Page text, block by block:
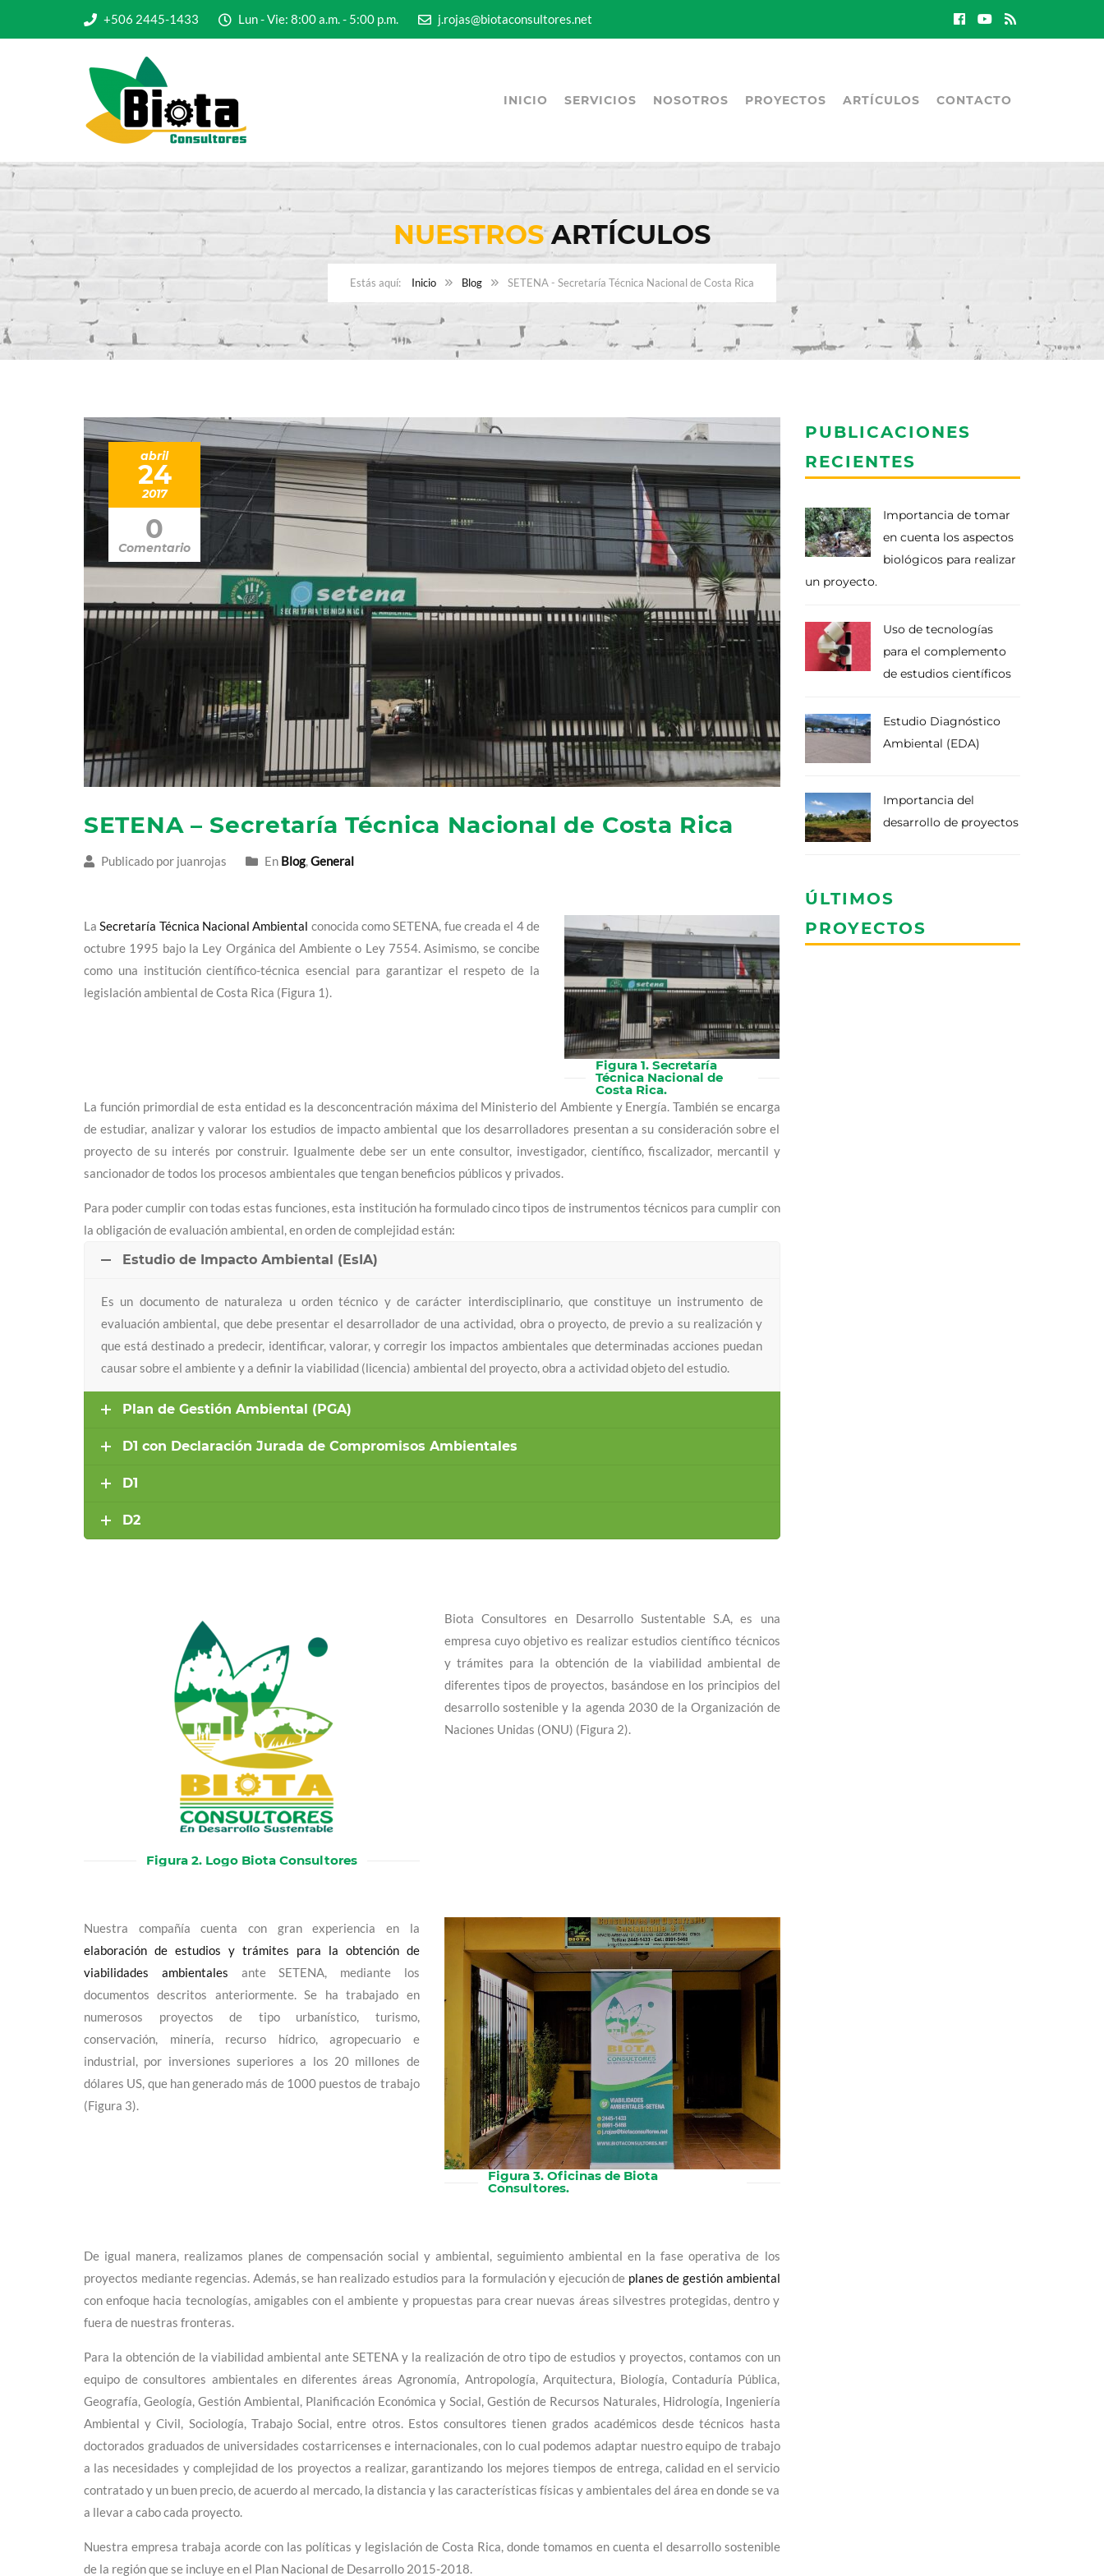
+506 2445-1433 Lun - Vie: 8:00 a.m. - 5:00 p.m. j.rojas@biotaconsultores.net
INICIO SERVICIOS NOSOTROS PROYECTOS ARTÍCULOS CONTACTO
NUESTROSARTÍCULOS
Inicio Blog SETENA - Secretaría Técnica Nacional de Costa Rica
abril
24
2017
0
Comentario
SETENA – Secretaría Técnica Nacional de Costa Rica
Publicado por juanrojas En Blog,General
LaSecretaría Técnica Nacional Ambiental conocida como SETENA, fue creada el 4 de
octubre 1995 bajo la Ley Orgánica del Ambiente o Ley 7554. Asimismo, se concibe
como una institución científico-técnica esencial para garantizar el respeto de la
legislación ambiental de Costa Rica (Figura 1).
Figura 1. Secretaría
Técnica Nacional de
Costa Rica.
La función primordial de esta entidad es la desconcentración máxima del Ministerio del Ambiente y Energía. También se encarga
de estudiar, analizar y valorar los estudios de impacto ambiental que los desarrolladores presentan a su consideración sobre el
proyecto de su interés por construir. Igualmente debe ser un ente consultor, investigador, científico, fiscalizador, mercantil y
sancionador de todos los procesos ambientales que tengan beneficios públicos y privados.
Para poder cumplir con todas estas funciones, esta institución ha formulado cinco tipos de instrumentos técnicos para cumplir con
la obligación de evaluación ambiental, en orden de complejidad están:
Estudio de Impacto Ambiental (EsIA)
Es un documento de naturaleza u orden técnico y de carácter interdisciplinario, que constituye un instrumento de
evaluación ambiental, que debe presentar el desarrollador de una actividad, obra o proyecto, de previo a su realización y
que está destinado a predecir, identificar, valorar, y corregir los impactos ambientales que determinadas acciones puedan
causar sobre el ambiente y a definir la viabilidad (licencia) ambiental del proyecto, obra a actividad objeto del estudio.
Plan de Gestión Ambiental (PGA)
D1 con Declaración Jurada de Compromisos Ambientales
D1
D2
Figura 2. Logo Biota Consultores
Biota Consultores en Desarrollo Sustentable S.A, es una
empresa cuyo objetivo es realizar estudios científico técnicos
y trámites para la obtención de la viabilidad ambiental de
diferentes tipos de proyectos, basándose en los principios del
desarrollo sostenible y la agenda 2030 de la Organización de
Naciones Unidas (ONU) (Figura 2).
Nuestra compañía cuenta con gran experiencia en la
elaboración de estudios y trámites para la obtención de
viabilidades ambientales ante SETENA, mediante los
documentos descritos anteriormente. Se ha trabajado en
numerosos proyectos de tipo urbanístico, turismo,
conservación, minería, recurso hídrico, agropecuario e
industrial, por inversiones superiores a los 20 millones de
dólares US, que han generado más de 1000 puestos de trabajo
(Figura 3).
Figura 3. Oficinas de Biota
Consultores.
De igual manera, realizamos planes de compensación social y ambiental, seguimiento ambiental en la fase operativa de los
proyectos mediante regencias. Además, se han realizado estudios para la formulación y ejecución de planes de gestión ambiental
con enfoque hacia tecnologías, amigables con el ambiente y propuestas para crear nuevas áreas silvestres protegidas, dentro y
fuera de nuestras fronteras.
Para la obtención de la viabilidad ambiental ante SETENA y la realización de otro tipo de estudios y proyectos, contamos con un
equipo de consultores ambientales en diferentes áreas Agronomía, Antropología, Arquitectura, Biología, Contaduría Pública,
Geografía, Geología, Gestión Ambiental, Planificación Económica y Social, Gestión de Recursos Naturales, Hidrología, Ingeniería
Ambiental y Civil, Sociología, Trabajo Social, entre otros. Estos consultores tienen grados académicos desde técnicos hasta
doctorados graduados de universidades costarricenses e internacionales, con lo cual podemos adaptar nuestro equipo de trabajo
a las necesidades y complejidad de los proyectos a realizar, garantizando los mejores tiempos de entrega, calidad en el servicio
contratado y un buen precio, de acuerdo al mercado, la distancia y las características físicas y ambientales del área en donde se va
a llevar a cabo cada proyecto.
Nuestra empresa trabaja acorde con las políticas y legislación de Costa Rica, donde tomamos en cuenta el desarrollo sostenible
de la región que se incluye en el Plan Nacional de Desarrollo 2015-2018.
PUBLICACIONES
RECIENTES
Importancia de tomar
en cuenta los aspectos
biológicos para realizar
un proyecto.
Uso de tecnologías
para el complemento
de estudios científicos
Estudio Diagnóstico
Ambiental (EDA)
Importancia del
desarrollo de proyectos
ÚLTIMOS
PROYECTOS